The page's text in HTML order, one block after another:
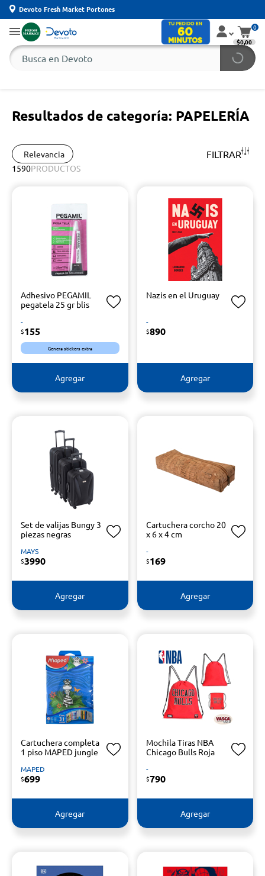
Devoto Fresh Market Portones
0
$0,00
Resultados de categoría: PAPELERÍA
Relevancia FILTRAR
1590PRODUCTOS
Adhesivo PEGAMIL
pegatela 25 gr blis
-
$155
Genera stickers extra
Agregar
Nazis en el Uruguay
-
$890
Agregar
Set de valijas Bungy 3
piezas negras
MAYS
$3990
Agregar
Cartuchera corcho 20
x 6 x 4 cm
-
$169
Agregar
Cartuchera completa
1 piso MAPED jungle
MAPED
$699
Agregar
Mochila Tiras NBA
Chicago Bulls Roja
-
$790
Agregar